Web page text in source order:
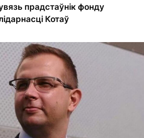
прадстаўнік фонду
Котаў